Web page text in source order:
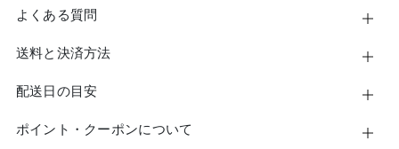
よくある質問
送料と決済方法
配送日の目安
ポイント・クーポンについて